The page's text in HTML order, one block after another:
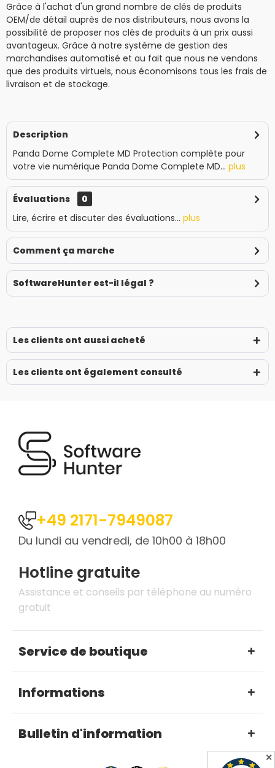
Grâce à l'achat d'un grand nombre de clés de produits
OEM/de détail auprès de nos distributeurs, nous avons la
possibilité de proposer nos clés de produits à un prix aussi
avantageux. Grâce à notre système de gestion des
marchandises automatisé et au fait que nous ne vendons
que des produits virtuels, nous économisons tous les frais de
livraison et de stockage.
Description
Panda Dome Complete MD Protection complète pour
votre vie numérique Panda Dome Complete MD... plus
Évaluations
0
Lire, écrire et discuter des évaluations... plus
Comment ça marche
SoftwareHunter est-il légal ?
Les clients ont aussi acheté
Les clients ont également consulté
✕
+49 2171-7949087
Du lundi au vendredi, de 10h00 à 18h00
Hotline gratuite
Assistance et conseils par téléphone au numéro
gratuit
Service de boutique
Informations
Bulletin d'information